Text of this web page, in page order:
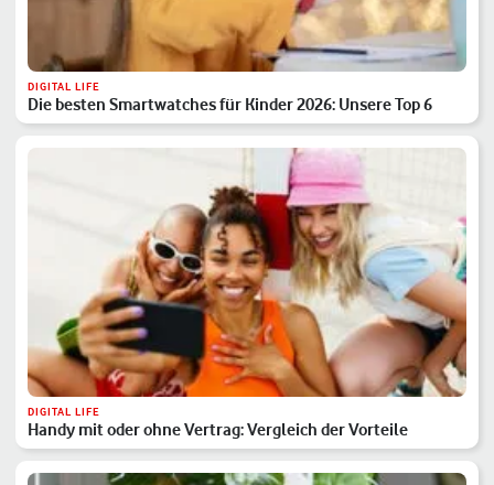
DIGITAL LIFE
Die besten Smartwatches für Kinder 2026: Unsere Top 6
DIGITAL LIFE
Handy mit oder ohne Vertrag: Vergleich der Vorteile